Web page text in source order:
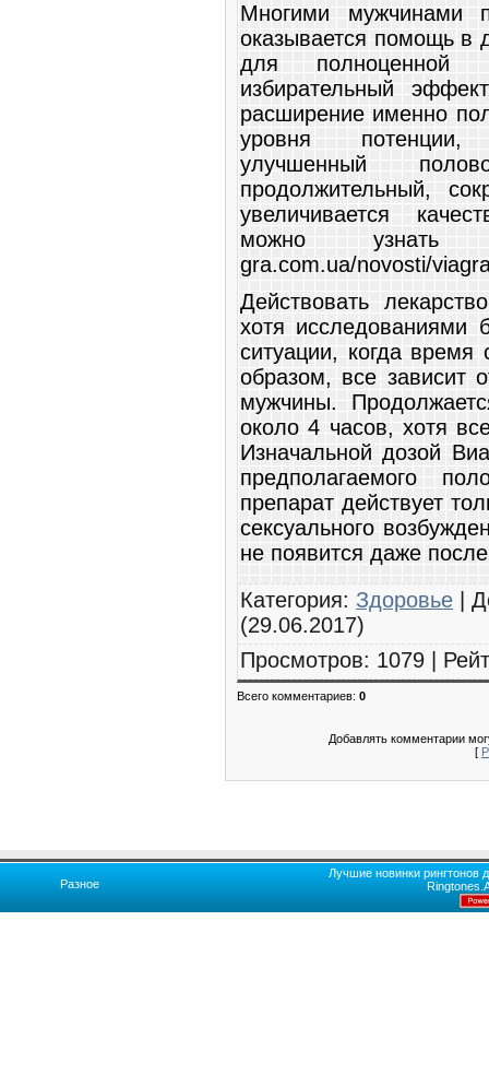
Многими мужчинами
оказывается помощь в
для
избирательный
расширение именно
уровня потенции,
улучшенный
продолжительный,
увеличивается
можно
gra.com.ua/novosti/
Действовать
хотя исследованиями
ситуации, когда
образом, все зависит
мужчины.
около 4 часов, хотя
Изначальной дозой
предполагаемого
препарат действует
сексуального
не появится даже
Категория: Здоровье |
(29.06.2017)
Просмотров: 1079 |
Всего комментариев: 0
Добавлять комментарии
[
Разное
Лучшие новинки рингтонов